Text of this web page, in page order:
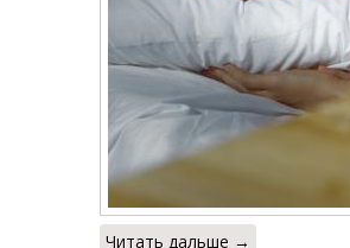
Читать дальше →